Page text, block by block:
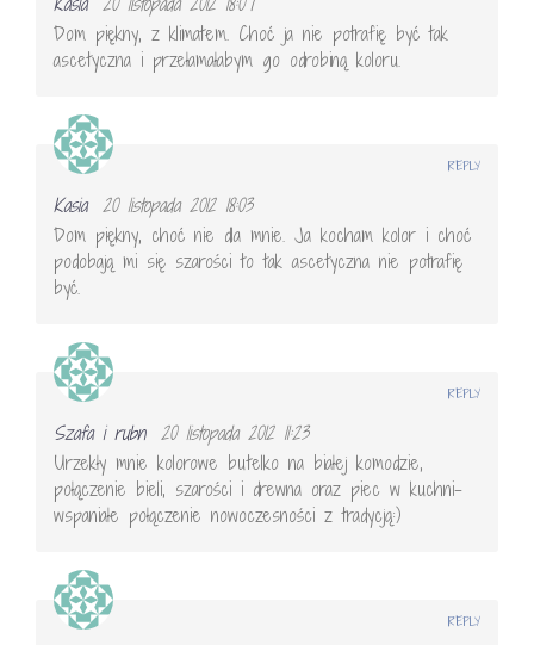
Dom piękny, z klimatem. Choć ja nie potrafię być tak
ascetyczna i przełamałabym go odrobiną koloru.
Kasia 20 listopada 2012 18:03
Dom piękny, choć nie dla mnie. Ja kocham kolor i choć
podobają mi się szarości to tak ascetyczna nie potrafię
być.
REPLY
Szafa i rubn 20 listopada 2012 11:23
Urzekły mnie kolorowe butelko na białej komodzie,
połączenie bieli, szarości i drewna oraz piec w kuchni-
wspaniałe połączenie nowoczesności z tradycją:)
REPLY
REPLY